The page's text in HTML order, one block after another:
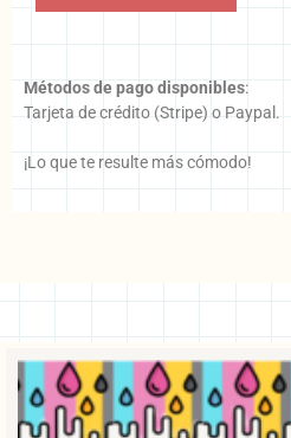
Métodos de pago disponibles:
Tarjeta de crédito (Stripe) o Paypal.
¡Lo que te resulte más cómodo!